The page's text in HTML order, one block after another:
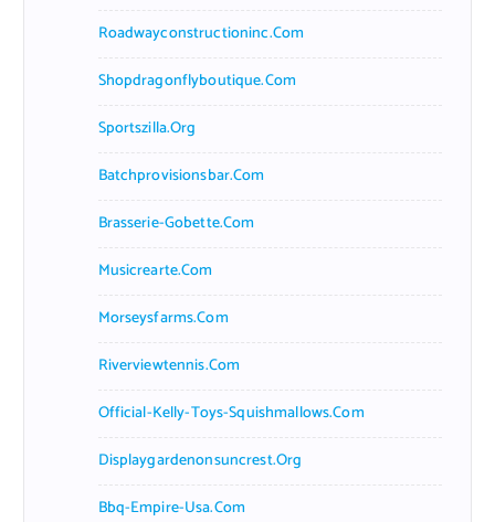
Roadwayconstructioninc.com
Shopdragonflyboutique.com
Sportszilla.org
Batchprovisionsbar.com
Brasserie-Gobette.com
Musicrearte.com
Morseysfarms.com
Riverviewtennis.com
Official-Kelly-Toys-Squishmallows.com
Displaygardenonsuncrest.org
Bbq-Empire-Usa.com